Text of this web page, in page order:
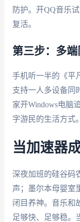
防护。开QQ音乐
复活。
第三步：多
手机听一半的《平
支持一人多设备同
家开Windows电脑
字游民的生活方式。
当加速器
深夜加班的硅谷码
声；墨尔本母婴室
闭目养神。音乐和
足够快、足够稳。